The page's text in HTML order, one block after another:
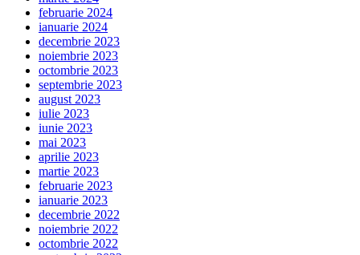
februarie 2024
ianuarie 2024
decembrie 2023
noiembrie 2023
octombrie 2023
septembrie 2023
august 2023
iulie 2023
iunie 2023
mai 2023
aprilie 2023
martie 2023
februarie 2023
ianuarie 2023
decembrie 2022
noiembrie 2022
octombrie 2022